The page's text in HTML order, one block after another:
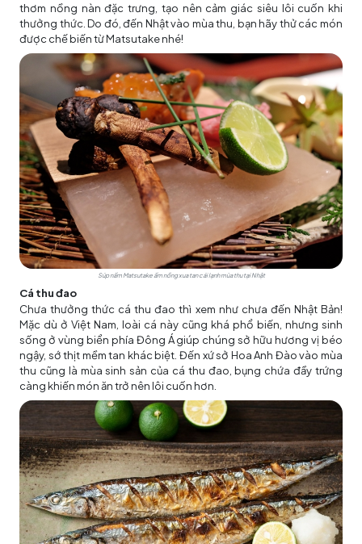
thơm nồng nàn đặc trưng, tạo nên cảm giác siêu lôi cuốn khi
thưởng thức. Do đó, đến Nhật vào mùa thu, bạn hãy thử các món
được chế biến từ Matsutake nhé!
Súp nấm Matsutake ấm nồng xua tan cái lạnh mùa thu tại Nhật
Cá thu đao
Chưa thưởng thức cá thu đao thì xem như chưa đến Nhật Bản!
Mặc dù ở Việt Nam, loài cá này cũng khá phổ biến, nhưng sinh
sống ở vùng biển phía Đông Á giúp chúng sở hữu hương vị béo
ngậy, sớ thịt mềm tan khác biệt. Đến xứ sở Hoa Anh Đào vào mùa
thu cũng là mùa sinh sản của cá thu đao, bụng chứa đầy trứng
càng khiến món ăn trở nên lôi cuốn hơn.